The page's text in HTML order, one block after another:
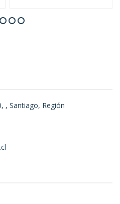
, Santiago, Región